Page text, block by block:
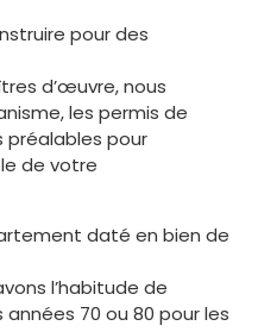
pour des
d’œuvre, nous
les permis de
préalables pour
de votre
daté en bien de
l’habitude de
70 ou 80 pour les